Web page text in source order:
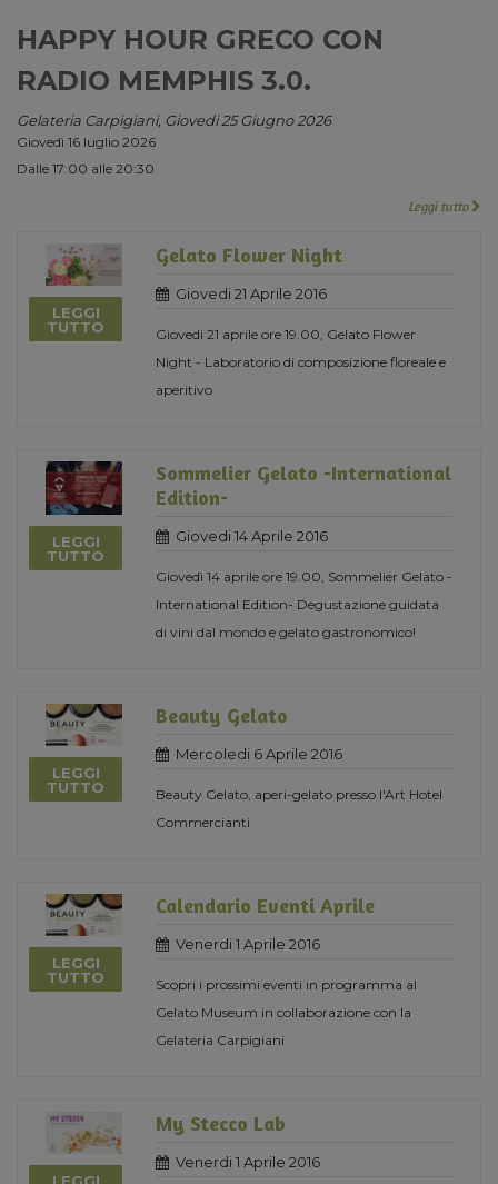
HAPPY HOUR GRECO CON
RADIO MEMPHIS 3.0.
Gelateria Carpigiani, Giovedi 25 Giugno 2026
Giovedì 16 luglio 2026
Dalle 17:00 alle 20:30
Leggi tutto
LEGGI
TUTTO
Gelato Flower Night
Giovedi 21 Aprile 2016
Giovedi 21 aprile ore 19.00, Gelato Flower
Night - Laboratorio di composizione floreale e
aperitivo
LEGGI
TUTTO
Sommelier Gelato -International
Edition-
Giovedi 14 Aprile 2016
Giovedì 14 aprile ore 19.00, Sommelier Gelato -
International Edition- Degustazione guidata
di vini dal mondo e gelato gastronomico!
LEGGI
TUTTO
Beauty Gelato
Mercoledi 6 Aprile 2016
Beauty Gelato, aperi-gelato presso l'Art Hotel
Commercianti
LEGGI
TUTTO
Calendario Eventi Aprile
Venerdi 1 Aprile 2016
Scopri i prossimi eventi in programma al
Gelato Museum in collaborazione con la
Gelateria Carpigiani
My Stecco Lab
Venerdi 1 Aprile 2016